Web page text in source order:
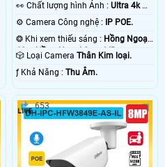
️👀 Chất lượng hình Ảnh :Ultra 4k 👍🏾
.
⚙ Camera Công nghệ :
IP POE.
❂ Khi xem thiếu sáng : Hồng Ngoại
60m Hồng Ngoại Smart IR.
🎲 Loại CameraThân Kim loại.
️ƒ Khả Năng :Thu Âm.
653